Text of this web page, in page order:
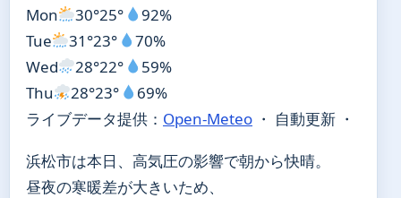
Mon
30°25°
92%
Tue
31°23°
70%
Wed
28°22°
59%
Thu
28°23°
69%
ライブデータ提供： Open-Meteo ・ 自動更新 ・
浜松市は本日、高気圧の影響で朝から快晴。
昼夜の寒暖差が大きいため、